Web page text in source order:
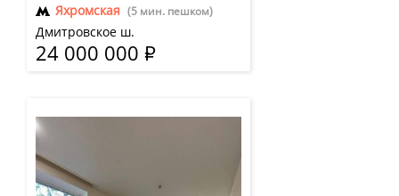
Яхромская (5 мин. пешком)
Дмитровское ш.
24 000 000 Р